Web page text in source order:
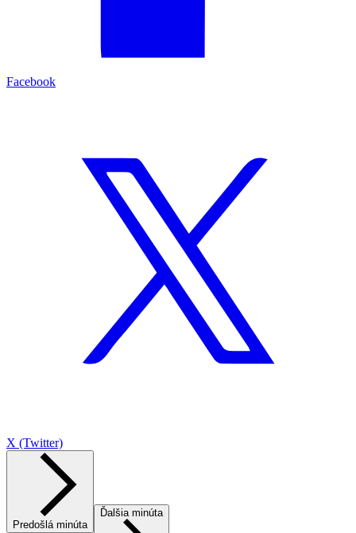
Facebook
X (Twitter)
Predošlá minúta
Ďalšia minúta